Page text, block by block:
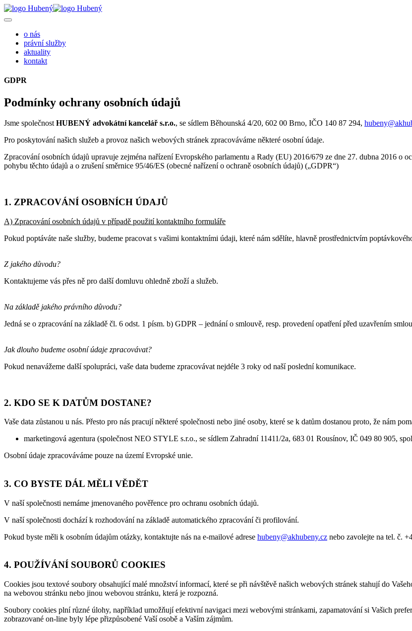
o nás
právní služby
aktuality
kontakt
GDPR
Podmínky ochrany osobních údajů
Jsme společnostHUBENÝ advokátní kancelář s.r.o., se sídlem Běhounská 4/20, 602 00 Brno, IČO 140 87 294,
Pro poskytování našich služeb a provoz našich webových stránek zpracováváme některé osobní údaje.
Zpracování osobních údajů upravuje zejména nařízení Evropského parlamentu a Rady (EU) 2016/679 ze dne 27. dubna 2016 o
pohybu těchto údajů a o zrušení směrnice 95/46/ES (obecné nařízení o ochraně osobních údajů) („GDPR“)
1. ZPRACOVÁNÍ OSOBNÍCH ÚDAJŮ
A) Zpracování osobních údajů v případě použití kontaktního formuláře
Pokud poptáváte naše služby, budeme pracovat s vašimi kontaktními údaji, které nám sdělíte, hlavně prostřednictvím
Z jakého důvodu?
Kontaktujeme vás přes ně pro další domluvu ohledně zboží a služeb.
Na základě jakého právního důvodu?
Jedná se o zpracování na základě čl. 6 odst. 1 písm. b) GDPR – jednání o smlouvě, resp. provedení opatření před uzavřením
Jak dlouho budeme osobní údaje zpracovávat?
Pokud nenavážeme další spolupráci, vaše data budeme zpracovávat nejdéle 3 roky od naší poslední komunikace.
2. KDO SE K DATŮM DOSTANE?
Vaše data zůstanou u nás. Přesto pro nás pracují některé společnosti nebo jiné osoby, které se k datům dostanou proto, že nám
marketingová agentura (společnost NEO STYLE s.r.o., se sídlem Zahradní 11411/2a, 683 01 Rousínov, IČ 049 80 905,
Osobní údaje zpracováváme pouze na území Evropské unie.
3. CO BYSTE DÁL MĚLI VĚDĚT
V naší společnosti nemáme jmenovaného pověřence pro ochranu osobních údajů.
V naší společnosti dochází k rozhodování na základě automatického zpracování či profilování.
Pokud byste měli k osobním údajům otázky, kontaktujte nás na e-mailové adrese hubeny@akhubeny.cz nebo zavolejte na tel. č.
4. POUŽÍVÁNÍ SOUBORŮ COOKIES
Cookies jsou textové soubory obsahující malé množství informací, které se při návštěvě našich webových stránek stahují do
na webovou stránku nebo jinou webovou stránku, která je rozpozná.
Soubory cookies plní různé úlohy, například umožňují efektivní navigaci mezi webovými stránkami, zapamatování si Vašich
zobrazované on-line byly lépe přizpůsobené Vaší osobě a Vaším zájmům.